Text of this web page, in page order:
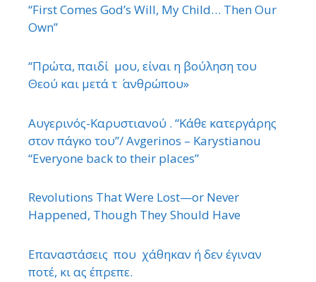
“First Comes God’s Will, My Child… Then Our
Own”
“Πρώτα, παιδί μου, είναι η βούληση του
Θεού και μετά τ ΄ ανθρώπου»
Αυγερινός-Καρυστιανού . “Κάθε κατεργάρης
στον πάγκο του”/ Avgerinos – Karystianou
“Εveryone back to their places”
Revolutions That Were Lost—or Never
Happened, Though They Should Have
Επαναστάσεις που χάθηκαν ή δεν έγιναν
ποτέ, κι ας έπρεπε.